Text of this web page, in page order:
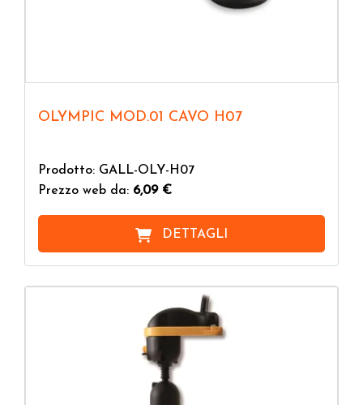
OLYMPIC MOD.01 CAVO H07
Prodotto: GALL-OLY-H07
Prezzo web da: 6,09 €
DETTAGLI